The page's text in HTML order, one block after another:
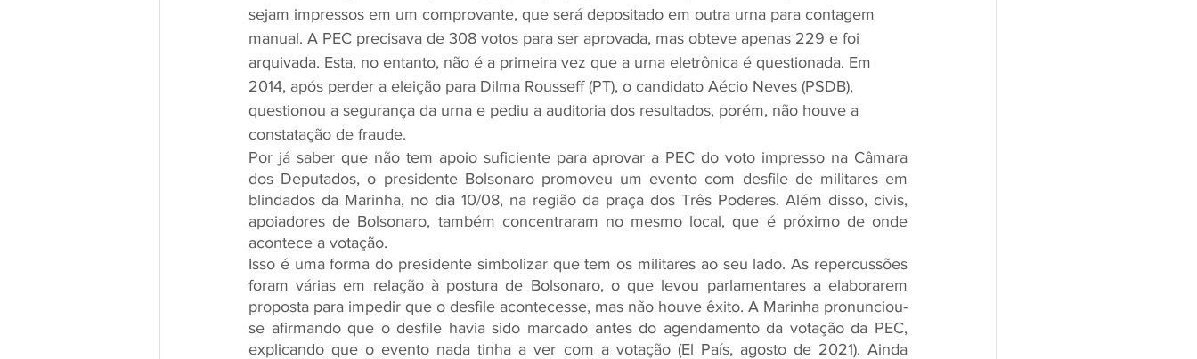
sejam impressos em um comprovante, que será depositado em outra urna para contagem
manual. A PEC precisava de 308 votos para ser aprovada, mas obteve apenas 229 e foi
arquivada. Esta, no entanto, não é a primeira vez que a urna eletrônica é questionada. Em
2014, após perder a eleição para Dilma Rousseff (PT), o candidato Aécio Neves (PSDB),
questionou a segurança da urna e pediu a auditoria dos resultados, porém, não houve a
constatação de fraude.
Por já saber que não tem apoio suficiente para aprovar a PEC do voto impresso na Câmara
dos Deputados, o presidente Bolsonaro promoveu um evento com desfile de militares em
blindados da Marinha, no dia 10/08, na região da praça dos Três Poderes. Além disso, civis,
apoiadores de Bolsonaro, também concentraram no mesmo local, que é próximo de onde
acontece a votação.
Isso é uma forma do presidente simbolizar que tem os militares ao seu lado. As repercussões
foram várias em relação à postura de Bolsonaro, o que levou parlamentares a elaborarem
proposta para impedir que o desfile acontecesse, mas não houve êxito. A Marinha pronunciou-
se afirmando que o desfile havia sido marcado antes do agendamento da votação da PEC,
explicando que o evento nada tinha a ver com a votação (El País, agosto de 2021). Ainda